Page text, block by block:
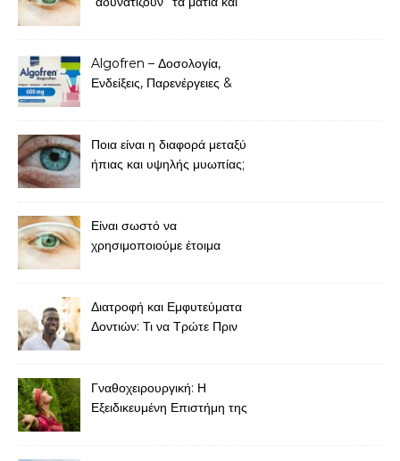
Algofren – Δοσολογία,
Ενδείξεις, Παρενέργειες &
Ποια είναι η διαφορά μεταξύ
ήπιας και υψηλής μυωπίας;
Είναι σωστό να
χρησιμοποιούμε έτοιμα
Διατροφή και Εμφυτεύματα
Δοντιών: Τι να Τρώτε Πριν
Γναθοχειρουργική: Η
Εξειδικευμένη Επιστήμη της